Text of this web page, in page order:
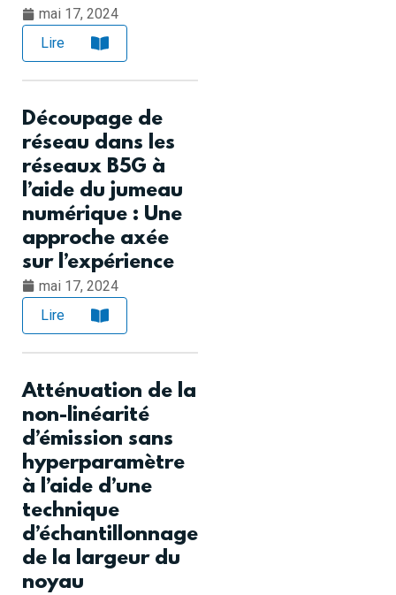
mai 17, 2024
Lire
Découpage de
réseau dans les
réseaux B5G à
l’aide du jumeau
numérique : Une
approche axée
sur l’expérience
mai 17, 2024
Lire
Atténuation de la
non-linéarité
d’émission sans
hyperparamètre
à l’aide d’une
technique
d’échantillonnage
de la largeur du
noyau